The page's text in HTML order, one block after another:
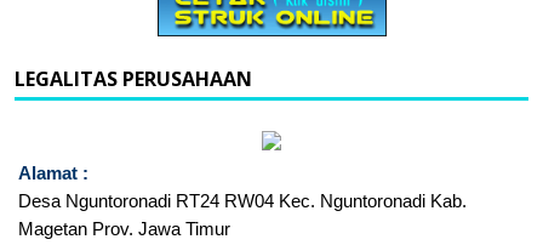
LEGALITAS PERUSAHAAN
Alamat :
Desa Nguntoronadi RT24 RW04 Kec. Nguntoronadi Kab.
Magetan Prov. Jawa Timur